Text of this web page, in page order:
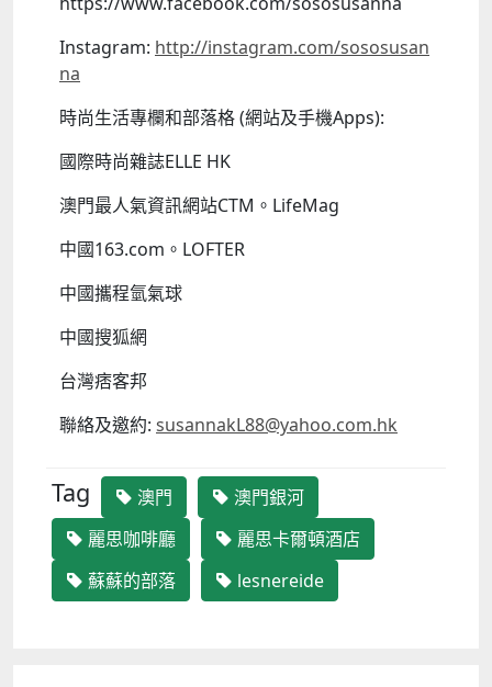
Instagram: http://instagram.com/sososusan
na
時尚生活專欄和部落格 (網站及手機Apps):
國際時尚雜誌ELLE HK
澳門最人氣資訊網站CTM。LifeMag
中國163.com。LOFTER
中國攜程氫氣球
中國搜狐網
台灣痞客邦
聯絡及邀約: susannakL88@yahoo.com.hk
Tag 澳門
澳門銀河
麗思咖啡廳
麗思卡爾頓酒店
蘇蘇的部落
lesnereide